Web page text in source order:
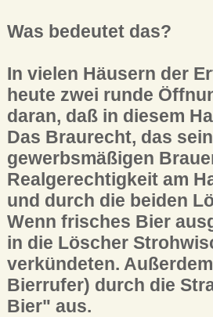
Was bedeutet das?
In vielen Häusern der
heute zwei runde
daran, daß in diesem
Das Braurecht, das
gewerbsmäßigen
Realgerechtigkeit am
und durch die beiden
Wenn frisches Bier
in die Löscher
verkündeten.
Bierrufer) durch die
Bier" aus.